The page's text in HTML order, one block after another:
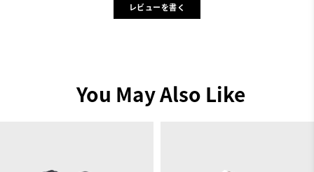
レビューを書く
You May Also Like